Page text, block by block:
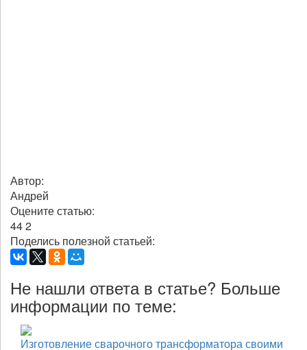
Автор:
Андрей
Оцените статью:
442
Поделись полезной статьей:
Не нашли ответа в статье? Больше
информации по теме:
Изготовление сварочного трансформатора своими